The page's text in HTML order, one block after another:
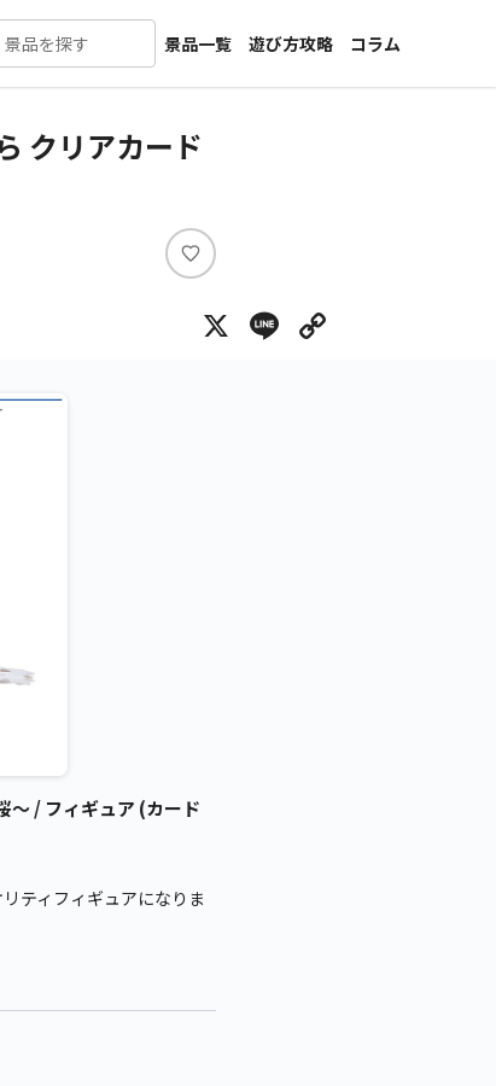
景品を探す
景品一覧
新着景品
カテゴリ一覧
遊び方攻略
コラム
インタビュー
クリアカード
い
ね
X Line
～ / フィギュア (カード
ティフィギュアになりま